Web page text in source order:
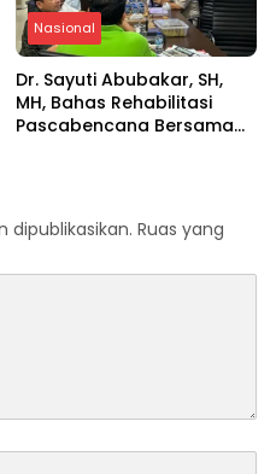
Nasional
Dr. Sayuti Abubakar, SH,
MH, Bahas Rehabilitasi
Pascabencana Bersama
dipublikasikan. Ruas yang